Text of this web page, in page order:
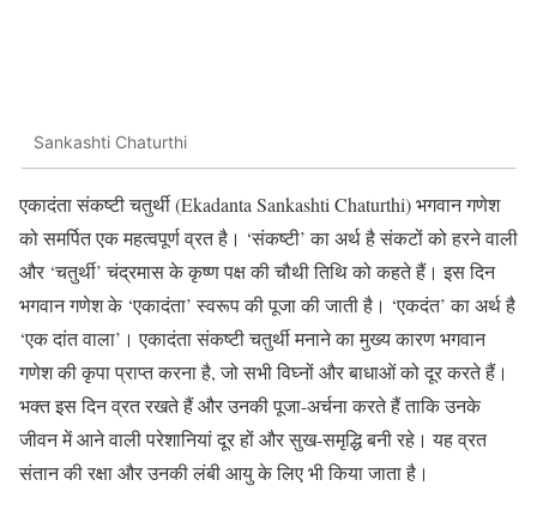
Sankashti Chaturthi
एकादंता संकष्टी चतुर्थी (Ekadanta Sankashti Chaturthi) भगवान गणेश
को समर्पित एक महत्वपूर्ण व्रत है। ‘संकष्टी’ का अर्थ है संकटों को हरने वाली
और ‘चतुर्थी’ चंद्रमास के कृष्ण पक्ष की चौथी तिथि को कहते हैं। इस दिन
भगवान गणेश के ‘एकादंता’ स्वरूप की पूजा की जाती है। ‘एकदंत’ का अर्थ है
‘एक दांत वाला’। एकादंता संकष्टी चतुर्थी मनाने का मुख्य कारण भगवान
गणेश की कृपा प्राप्त करना है, जो सभी विघ्नों और बाधाओं को दूर करते हैं।
भक्त इस दिन व्रत रखते हैं और उनकी पूजा-अर्चना करते हैं ताकि उनके
जीवन में आने वाली परेशानियां दूर हों और सुख-समृद्धि बनी रहे। यह व्रत
संतान की रक्षा और उनकी लंबी आयु के लिए भी किया जाता है।